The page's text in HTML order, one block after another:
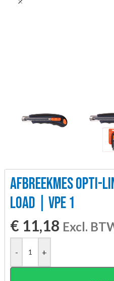
AFBREEKMES OPTI-
LOAD | VPE 1
€ 11,18 Excl.
- +